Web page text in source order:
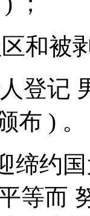
和被
登记
布 ) 。
缔约
等而